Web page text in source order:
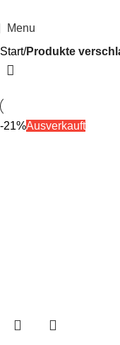
Menu
Start Produkte
-21%Ausverkauft